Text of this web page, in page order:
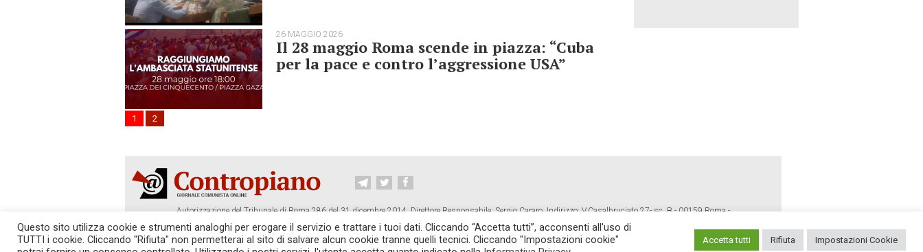
26 MAGGIO 2026
Il 28 maggio Roma scende in piazza: “Cuba
per la pace e contro l’aggressione USA”
1 2
Autorizzazione del Tribunale di Roma 286 del 31 dicembre 2014. Direttore Responsabile: Sergio Cararo. Indirizzo: V.Casalbruciato 27- sc. B - 00159 Roma -
Tel. 06.640.122.19 -
redazione@contropiano.org
SOSTIENICI! REDAZIONE CONTATTI TG CONTROPIANO LINK CONSIGLIATI PRIVACY COOKIE POLICY
Questo sito utilizza cookie e strumenti analoghi per erogare il servizio e trattare i tuoi dati. Cliccando “Accetta tutti”, acconsenti all'uso di
TUTTI i cookie. Cliccando "Rifiuta" non permetterai al sito di salvare alcun cookie tranne quelli tecnici. Cliccando "Impostazioni cookie"
Accetta tutti Rifiuta Impostazioni Cookie